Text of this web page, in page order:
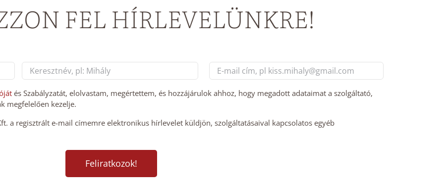
FEL HÍRLEVELÜNKRE!
mail
cím
és Szabályzatát, elolvastam, megértettem, és hozzájárulok ahhoz, hogy megadott adataimat a szolgáltató,
megfelelően kezelje.
a regisztrált e-mail címemre elektronikus hírlevelet küldjön, szolgáltatásaival kapcsolatos egyéb